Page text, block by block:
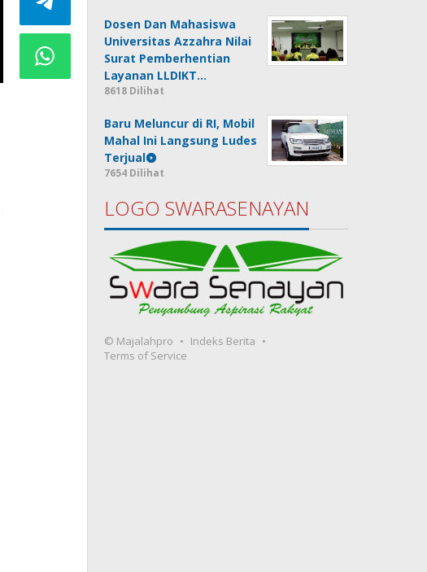
Dosen Dan Mahasiswa
Universitas Azzahra Nilai
Surat Pemberhentian
Layanan LLDIKT…
8618 Dilihat
Baru Meluncur di RI, Mobil
Mahal Ini Langsung Ludes
Terjual
7654 Dilihat
LOGO SWARASENAYAN
© Majalahpro
Indeks Berita
Terms of Service